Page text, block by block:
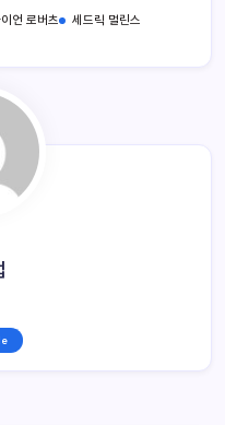
언 로버츠 세드릭 멀린스